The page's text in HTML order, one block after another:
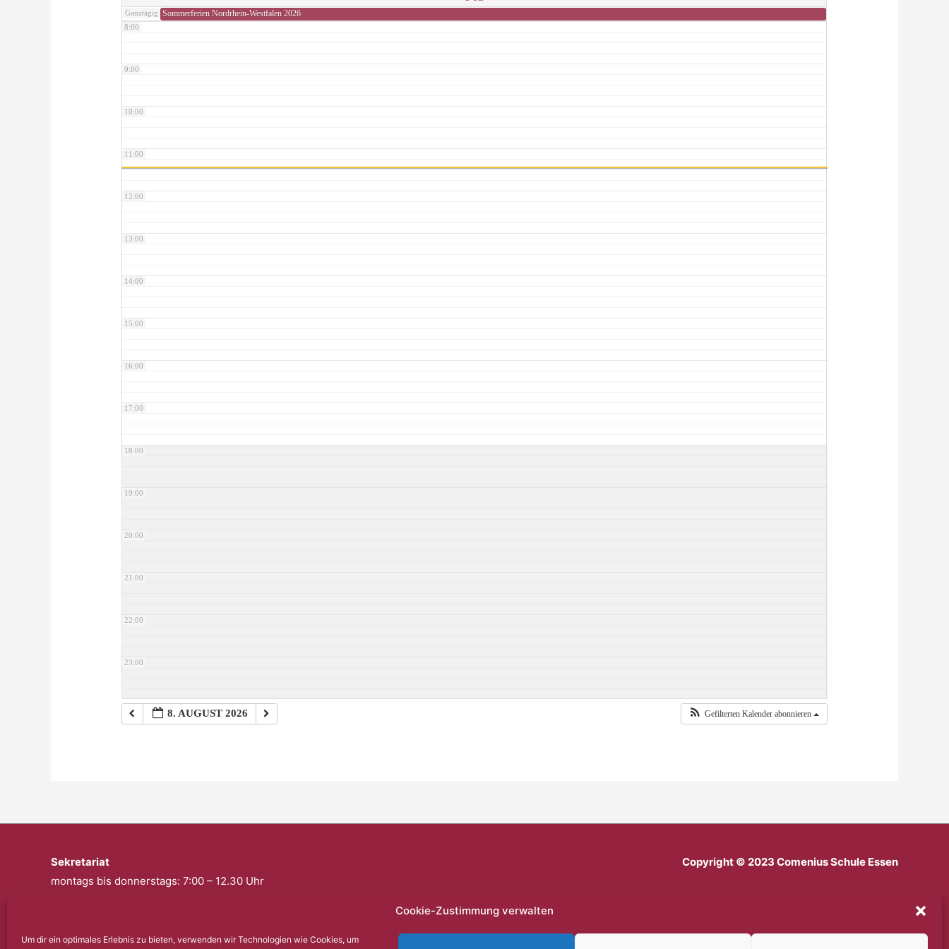
Cookie-Zustimmung verwalten
Um dir ein optimales Erlebnis zu bieten, verwenden wir Technologien wie Cookies, um
Ganztägig Sommerferien Nordrhein-Westfalen 2026
8:00
9:00
10:00
11:00
12:00
13:00
14:00
15:00
16:00
17:00
18:00
19:00
20:00
21:00
22:00
23:00
8. AUGUST 2026 Gefilterten Kalender abonnieren
Sekretariat
montags bis donnerstags: 7:00 – 12.30 Uhr
Telefon: 0201 – 57 17 430
Copyright © 2023 Comenius Schule Essen
Haftungsausschluss